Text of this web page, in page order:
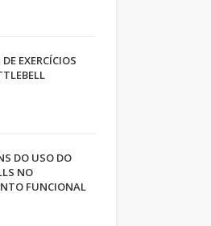
EXERCÍCIOS
DO USO DO
NO
FUNCIONAL